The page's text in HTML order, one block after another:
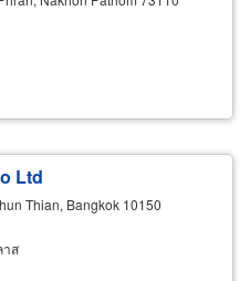
Ltd
Thian, Bangkok 10150
ส